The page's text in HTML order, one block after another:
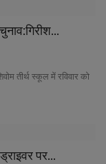
तीर्थ स्कूल में रविवार को
पर...